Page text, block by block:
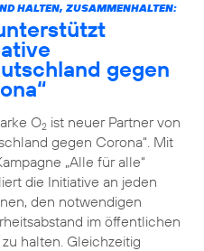
HALTEN, ZUSAMMENHALTEN:
gegen
O2ist neuer Partner von
gegen Corona“. Mit
„Alle für alle“
die Initiative an jeden
den notwendigen
im öffentlichen
zu halten. Gleichzeitig